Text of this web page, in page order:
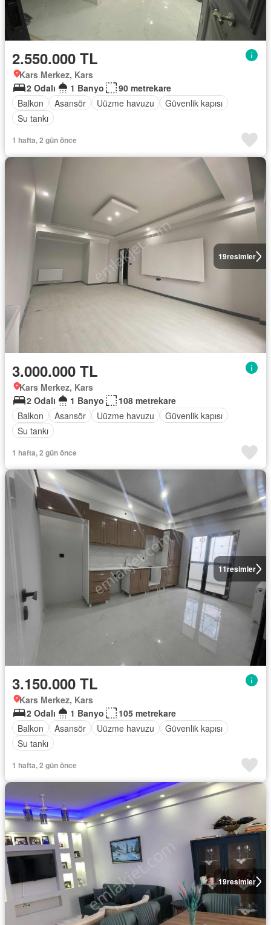
2.550.000 TL
Kars Merkez, Kars
2 Odalı
1 Banyo
90 metrekare
Balkon
Asansör Uüzme havuzu
Güvenlik kapısı
Su tankı
1 hafta, 2 gün önce
19resimler
3.000.000 TL
Kars Merkez, Kars
2 Odalı
1 Banyo
108 metrekare
Balkon
Asansör Uüzme havuzu
Güvenlik kapısı
Su tankı
1 hafta, 2 gün önce
11resimler
3.150.000 TL
Kars Merkez, Kars
2 Odalı
1 Banyo
105 metrekare
Balkon
Asansör Uüzme havuzu
Güvenlik kapısı
Su tankı
1 hafta, 2 gün önce
19resimler